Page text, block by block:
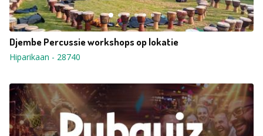
Djembe Percussie workshops op lokatie
Hiparikaan - 28740